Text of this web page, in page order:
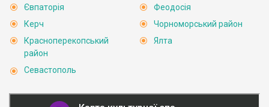
Євпаторія
Керч
Красноперекопський
район
Севастополь
Феодосія
Чорноморський район
Ялта